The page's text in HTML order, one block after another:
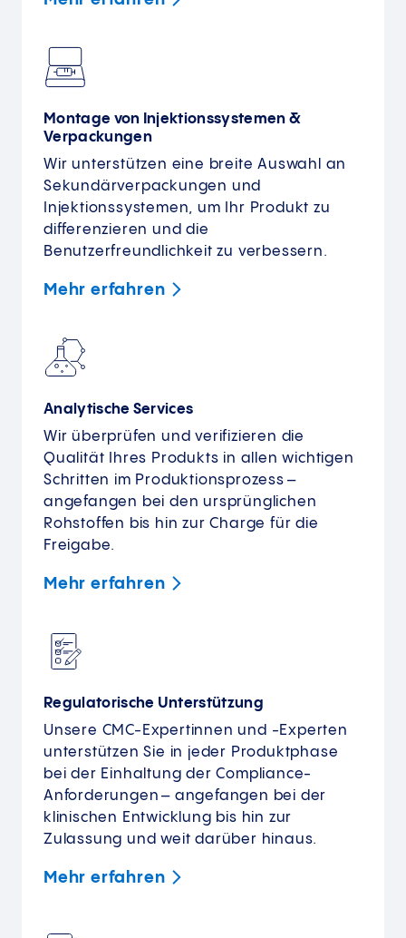
Montage von Injektionssystemen &
Verpackungen
Wir unterstützen eine breite Auswahl an
Sekundärverpackungen und
Injektionssystemen, um Ihr Produkt zu
differenzieren und die
Benutzerfreundlichkeit zu verbessern.
Mehr erfahren
Analytische Services
Wir überprüfen und verifizieren die
Qualität Ihres Produkts in allen wichtigen
Schritten im Produktionsprozess –
angefangen bei den ursprünglichen
Rohstoffen bis hin zur Charge für die
Freigabe.
Mehr erfahren
Regulatorische Unterstützung
Unsere CMC-Expertinnen und -Experten
unterstützen Sie in jeder Produktphase
bei der Einhaltung der Compliance-
Anforderungen – angefangen bei der
klinischen Entwicklung bis hin zur
Zulassung und weit darüber hinaus.
Mehr erfahren